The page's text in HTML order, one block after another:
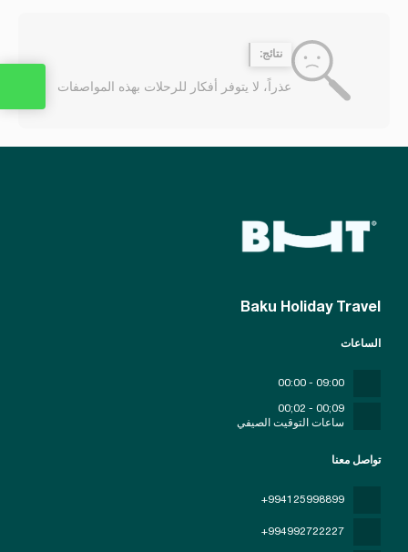
نتائج:
عذراً، لا يتوفر أفكار للرحلات بهذه المواصفات
Baku Holiday Travel
تواصل معنا
+994125998899
+994992722227
الساعات
09:00 - 00:00
09;00 - 02;00
ساعات التوقيت الصيفي